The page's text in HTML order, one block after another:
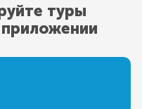
туры